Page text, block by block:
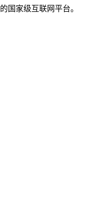
家级互联网平台。